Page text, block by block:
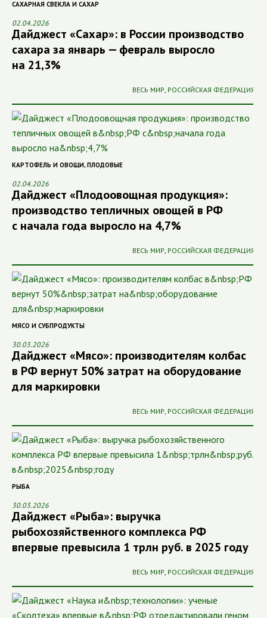
САХАРНАЯ СВЕКЛА И САХАР
02.04.2026
Дайджест «Сахар»: в России производство
сахара за январь — февраль выросло
на 21,3%
ВЕСЬ МИР, РОССИЙСКАЯ ФЕДЕРАЦИЯ
КАРТОФЕЛЬ И ОВОЩИ, ПЛОДОВЫЕ
02.04.2026
Дайджест «Плодоовощная продукция»:
производство тепличных овощей в РФ
с начала года выросло на 4,7%
ВЕСЬ МИР, РОССИЙСКАЯ ФЕДЕРАЦИЯ
МЯСО И СУБПРОДУКТЫ
30.03.2026
Дайджест «Мясо»: производителям колбас
в РФ вернут 50% затрат на оборудование
для маркировки
ВЕСЬ МИР, РОССИЙСКАЯ ФЕДЕРАЦИЯ
РЫБА
30.03.2026
Дайджест «Рыба»: выручка
рыбохозяйственного комплекса РФ
впервые превысила 1 трлн руб. в 2025 году
ВЕСЬ МИР, РОССИЙСКАЯ ФЕДЕРАЦИЯ